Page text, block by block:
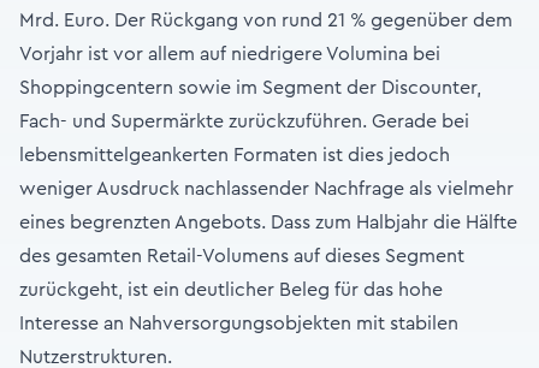
Mrd. Euro. Der Rückgang von rund 21 % gegenüber dem
Vorjahr ist vor allem auf niedrigere Volumina bei
Shoppingcentern sowie im Segment der Discounter,
Fach- und Supermärkte zurückzuführen. Gerade bei
lebensmittelgeankerten Formaten ist dies jedoch
weniger Ausdruck nachlassender Nachfrage als vielmehr
eines begrenzten Angebots. Dass zum Halbjahr die Hälfte
des gesamten Retail-Volumens auf dieses Segment
zurückgeht, ist ein deutlicher Beleg für das hohe
Interesse an Nahversorgungsobjekten mit stabilen
Nutzerstrukturen.